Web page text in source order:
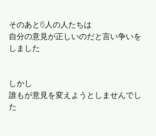
そのあと6人の人たちは
自分の意見が正しいのだと言い争いを
しました
しかし
誰もが意見を変えようとしませんでし
た